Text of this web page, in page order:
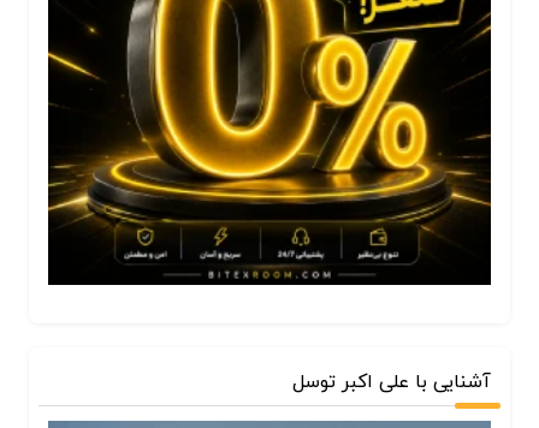
آشنایی با علی اکبر توسل